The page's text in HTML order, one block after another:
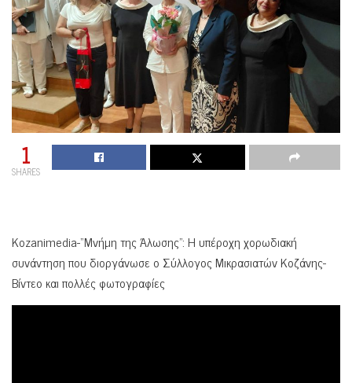
1
SHARES
Kozanimedia-“Mνήμη της Άλωσης”: Η υπέροχη χορωδιακή
συνάντηση που διοργάνωσε ο Σύλλογος Μικρασιατών Κοζάνης-
Βίντεο και πολλές φωτογραφίες